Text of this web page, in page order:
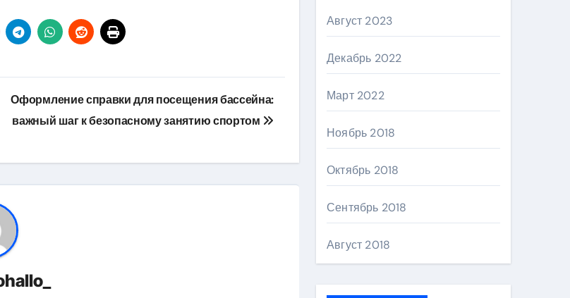
Оформление справки для посещения бассейна:
важный шаг к безопасному занятию спортом
Август 2023
Декабрь 2022
Март 2022
Ноябрь 2018
Октябрь 2018
Сентябрь 2018
Август 2018